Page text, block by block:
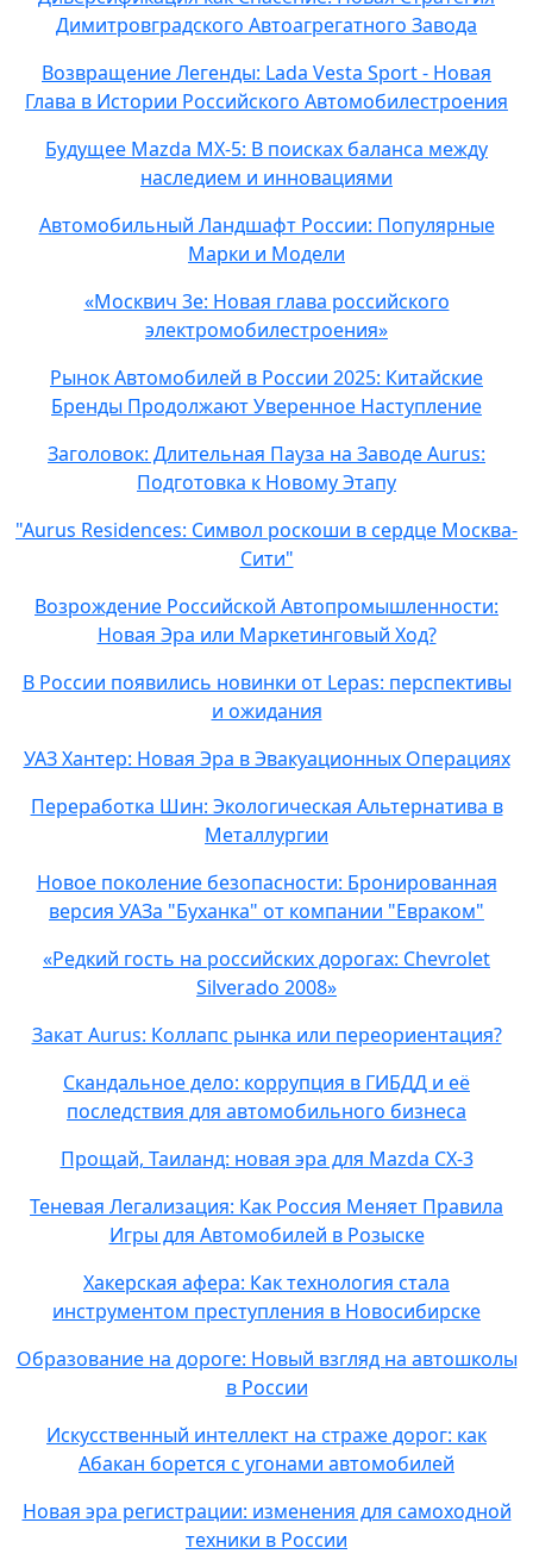
Димитровградского Автоагрегатного Завода
Возвращение Легенды: Lada Vesta Sport - Новая
Глава в Истории Российского Автомобилестроения
Будущее Mazda MX-5: В поисках баланса между
наследием и инновациями
Автомобильный Ландшафт России: Популярные
Марки и Модели
«Москвич 3e: Новая глава российского
электромобилестроения»
Рынок Автомобилей в России 2025: Китайские
Бренды Продолжают Уверенное Наступление
Заголовок: Длительная Пауза на Заводе Aurus:
Подготовка к Новому Этапу
"Aurus Residences: Символ роскоши в сердце Москва-
Сити"
Возрождение Российской Автопромышленности:
Новая Эра или Маркетинговый Ход?
В России появились новинки от Lepas: перспективы
и ожидания
УАЗ Хантер: Новая Эра в Эвакуационных Операциях
Переработка Шин: Экологическая Альтернатива в
Металлургии
Новое поколение безопасности: Бронированная
версия УАЗа "Буханка" от компании "Евраком"
«Редкий гость на российских дорогах: Chevrolet
Silverado 2008»
Закат Aurus: Коллапс рынка или переориентация?
Скандальное дело: коррупция в ГИБДД и её
последствия для автомобильного бизнеса
Прощай, Таиланд: новая эра для Mazda CX-3
Теневая Легализация: Как Россия Меняет Правила
Игры для Автомобилей в Розыске
Хакерская афера: Как технология стала
инструментом преступления в Новосибирске
Образование на дороге: Новый взгляд на автошколы
в России
Искусственный интеллект на страже дорог: как
Абакан борется с угонами автомобилей
Новая эра регистрации: изменения для самоходной
техники в России